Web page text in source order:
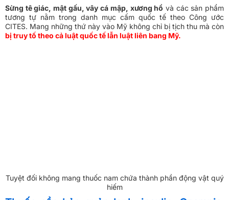
Sừng tê giác, mật gấu, vây cá mập, xương hổ và các sản phẩm
tương tự nằm trong danh mục cấm quốc tế theo Công ước
CITES. Mang những thứ này vào Mỹ không chỉ bị tịch thu mà còn
bị truy tố theo cả luật quốc tế lẫn luật liên bang Mỹ.
Tuyệt đối không mang thuốc nam chứa thành phần động vật quý
hiếm